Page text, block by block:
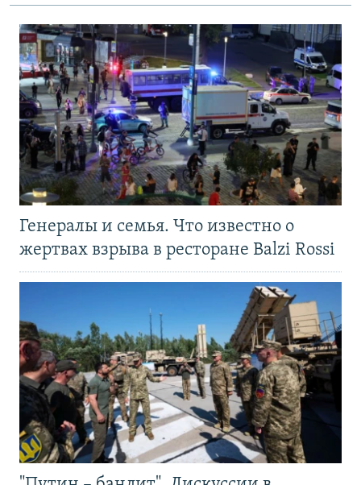
Генералы и семья. Что известно о
жертвах взрыва в ресторане Balzi Rossi